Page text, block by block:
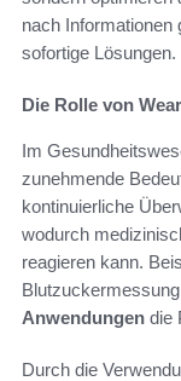
nach Informationen
sofortige Lösungen.
Die Rolle von
Im
zunehmende
kontinuierliche
wodurch
reagieren kann.
Anwendungen die
Durch die